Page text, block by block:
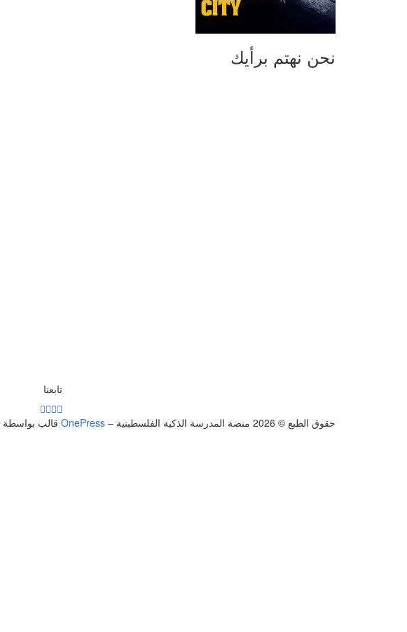
نحن نهتم برأيك
تابعنا
حقوق الطبع © 2026 منصة المدرسة الذكية الفلسطينية –
OnePress قالب بواسطة FameThemes